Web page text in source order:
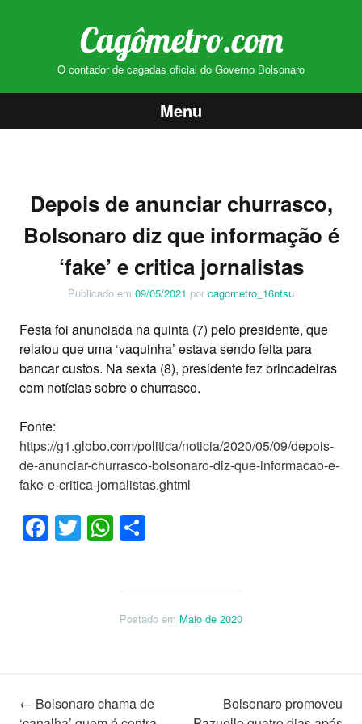
Cagômetro.com
O contador de cagadas oficial do Governo Bolsonaro
Menu
conteúdo
Depois de anunciar churrasco,
Bolsonaro diz que informação é
‘fake’ e critica jornalistas
Publicado em 09/05/2021 por cagometro_16ntsu
Festa foi anunciada na quinta (7) pelo presidente, que
relatou que uma ‘vaquinha’ estava sendo feita para
bancar custos. Na sexta (8), presidente fez brincadeiras
com notícias sobre o churrasco.
Fonte:
https://g1.globo.com/politica/noticia/2020/05/09/depois-
de-anunciar-churrasco-bolsonaro-diz-que-informacao-e-
fake-e-critica-jornalistas.ghtml
Facebook
TwitterWhatsApp
Postado em Maio de 2020
← Bolsonaro chama de
Bolsonaro promoveu